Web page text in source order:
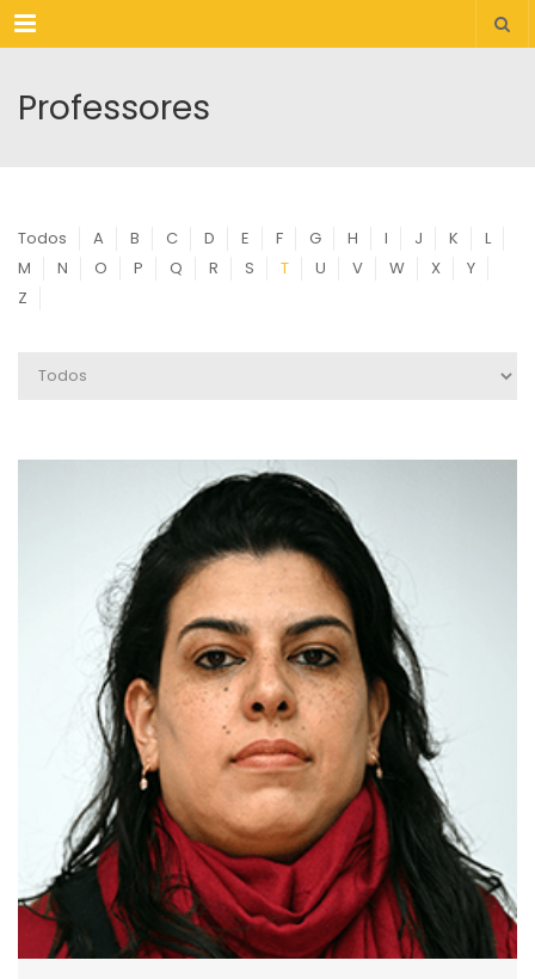
Menu
Professores
Todos A B C D E F G H I J K
L
M
N O P Q R S T U V W X
Y
Z